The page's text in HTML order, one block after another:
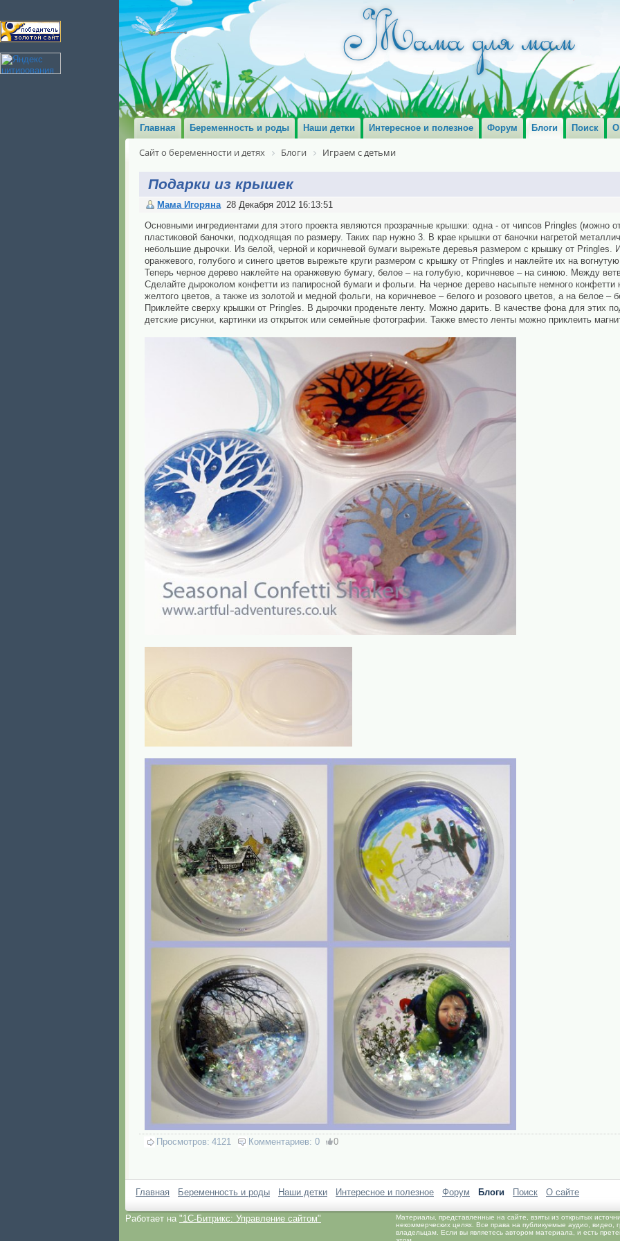
Главная Беременность и роды Наши детки Интересное и полезное Форум Блоги Поиск О
Сайт о беременности и детях Блоги Играем с детьми
Подарки из крышек
Мама Игоряна 28 Декабря 2012 16:13:51
Основными ингредиентами для этого проекта являются прозрачные крышки: одна - от чипсов Pringles (можно
пластиковой баночки, подходящая по размеру. Таких пар нужно 3. В крае крышки от баночки нагретой
небольшие дырочки. Из белой, черной и коричневой бумаги вырежьте деревья размером с крышку от Pringles.
оранжевого, голубого и синего цветов вырежьте круги размером с крышку от Pringles и наклейте их на
Теперь черное дерево наклейте на оранжевую бумагу, белое – на голубую, коричневое – на синюю. Между
Сделайте дыроколом конфетти из папиросной бумаги и фольги. На черное дерево насыпьте немного конфетти
желтого цветов, а также из золотой и медной фольги, на коричневое – белого и розового цветов, а на белое –
Приклейте сверху крышки от Pringles. В дырочки проденьте ленту. Можно дарить. В качестве фона для этих
детские рисунки, картинки из открыток или семейные фотографии. Также вместо ленты можно приклеить
Просмотров: 4121 Комментариев: 0 0
Главная Беременность и роды Наши детки Интересное и полезное Форум Блоги Поиск О сайте
Работает на "1C-Битрикс: Управление сайтом"
Материалы, представленные на сайте, взяты из открытых
некоммерческих целях. Все права на публикуемые аудио,
владельцам. Если вы являетесь автором материала, и есть